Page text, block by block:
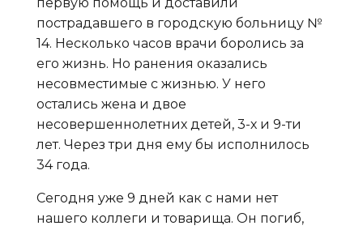
первую помощь и доставили
пострадавшего в городскую больницу №
14. Несколько часов врачи боролись за
его жизнь. Но ранения оказались
несовместимые с жизнью. У него
остались жена и двое
несовершеннолетних детей, 3-х и 9-ти
лет. Через три дня ему бы исполнилось
34 года.
Сегодня уже 9 дней как с нами нет
нашего коллеги и товарища. Он погиб,